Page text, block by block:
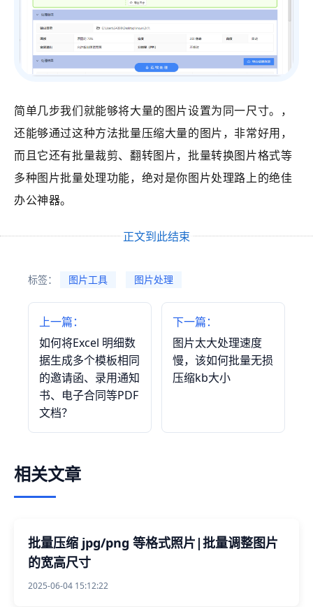
简单几步我们就能够将大量的图片设置为同一尺寸。，
还能够通过这种方法批量压缩大量的图片，非常好用，
而且它还有批量裁剪、翻转图片，批量转换图片格式等
多种图片批量处理功能，绝对是你图片处理路上的绝佳
办公神器。
正文到此结束
标签： 图片工具 图片处理
上一篇：
如何将Excel 明细数
据生成多个模板相同
的邀请函、录用通知
书、电子合同等PDF
文档？
下一篇：
图片太大处理速度
慢，该如何批量无损
压缩kb大小
相关文章
批量压缩 jpg/png 等格式照片|批量调整图片
的宽高尺寸
2025-06-04 15:12:22